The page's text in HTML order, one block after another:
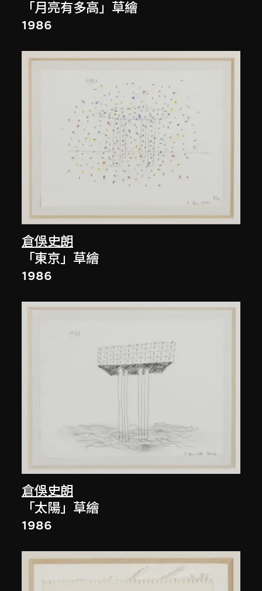
「月亮有多高」草繪
1986
倉俁史朗
「東京」草繪
1986
倉俁史朗
「太陽」草繪
1986